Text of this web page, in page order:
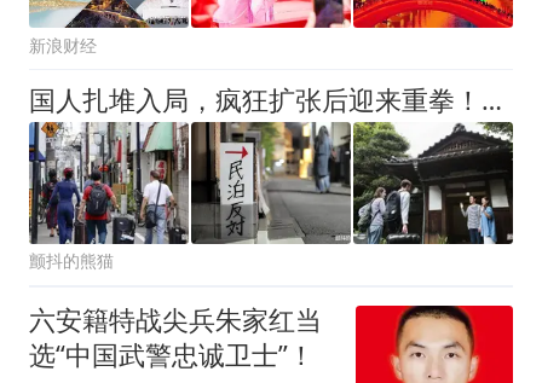
新浪财经
国人扎堆入局，疯狂扩张后迎来重拳！日本民宿行业泡沫要碎了？
颤抖的熊猫
六安籍特战尖兵朱家红当
选“中国武警忠诚卫士”！